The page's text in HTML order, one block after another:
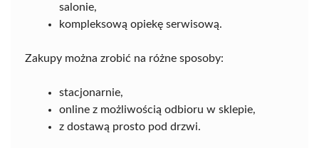
salonie,
kompleksową opiekę serwisową.
Zakupy można zrobić na różne sposoby:
stacjonarnie,
online z możliwością odbioru w sklepie,
z dostawą prosto pod drzwi.